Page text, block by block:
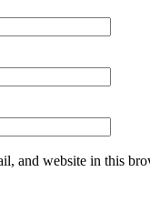
and website in this